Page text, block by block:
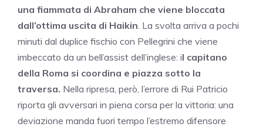
una fiammata di Abraham che viene bloccata
dall’ottima uscita di Haikin. La svolta arriva a pochi
minuti dal duplice fischio con Pellegrini che viene
imbeccato da un bell’assist dell’inglese: il capitano
della Roma si coordina e piazza sotto la
traversa. Nella ripresa, però, l’errore di Rui Patricio
riporta gli avversari in piena corsa per la vittoria: una
deviazione manda fuori tempo l’estremo difensore